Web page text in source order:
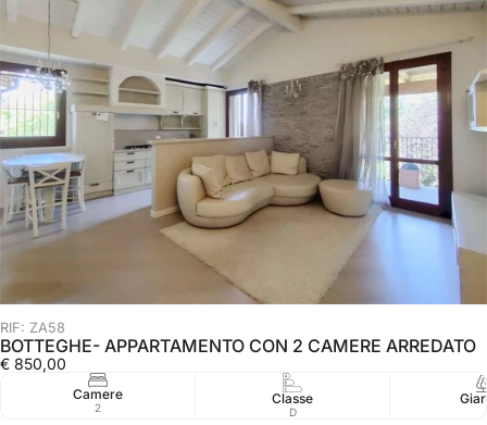
RIF: ZA58
BOTTEGHE- APPARTAMENTO CON 2 CAMERE ARREDATO
€ 850,00
Camere
2
Classe
D